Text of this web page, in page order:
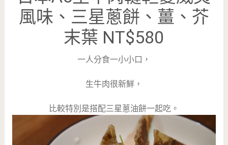
風味、三星蔥餅、薑、芥
末葉 NT$580
一人分食一小小口，
生牛肉很新鮮，
比較特別是搭配三星蔥油餅一起吃。